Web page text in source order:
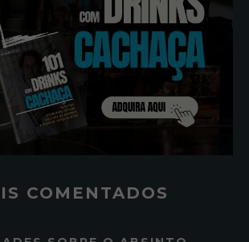
COMENTADOS